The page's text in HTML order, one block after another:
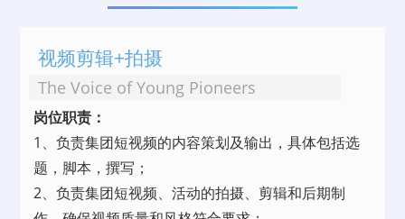
视频剪辑+拍摄
The Voice of Young Pioneers
岗位职责：
1、负责集团短视频的内容策划及输出，具体包括选
题，脚本，撰写；
2、负责集团短视频、活动的拍摄、剪辑和后期制